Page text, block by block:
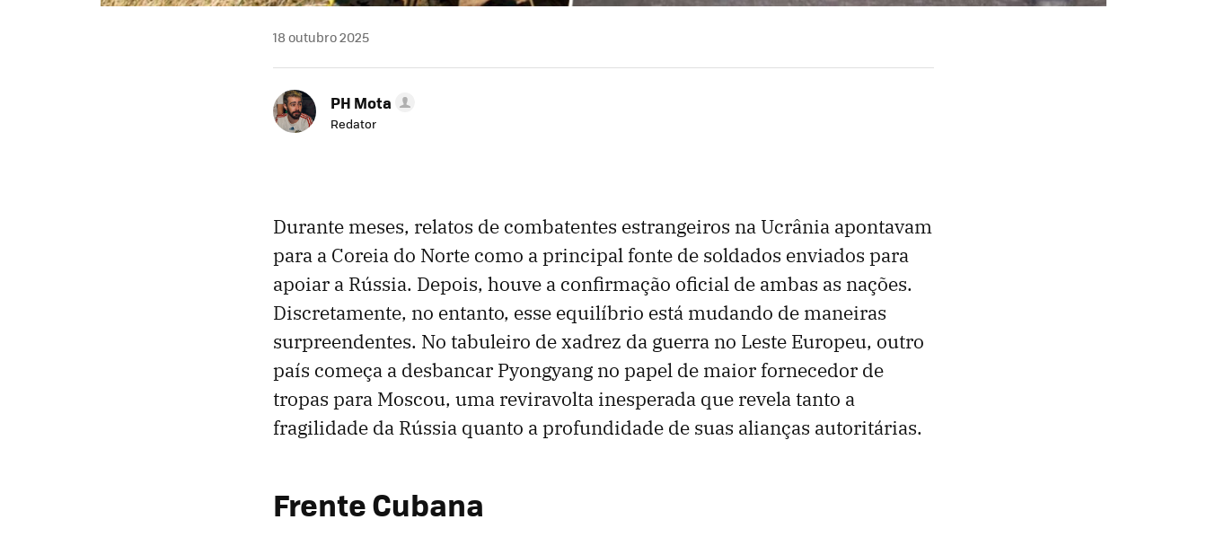
18 outubro 2025
PH Mota
Redator
Durante meses, relatos de combatentes estrangeiros na Ucrânia apontavam
para a Coreia do Norte como a principal fonte de soldados enviados para
apoiar a Rússia. Depois, houve a confirmação oficial de ambas as nações.
Discretamente, no entanto, esse equilíbrio está mudando de maneiras
surpreendentes. No tabuleiro de xadrez da guerra no Leste Europeu, outro
país começa a desbancar Pyongyang no papel de maior fornecedor de
tropas para Moscou, uma reviravolta inesperada que revela tanto a
fragilidade da Rússia quanto a profundidade de suas alianças autoritárias.
Frente Cubana